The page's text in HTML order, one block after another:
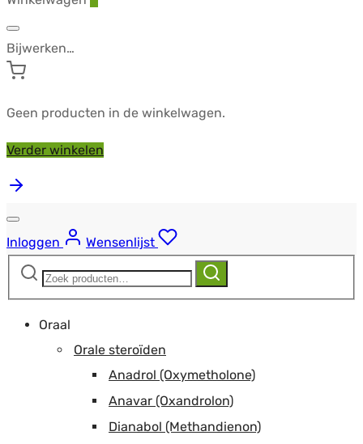
Bijwerken…
Geen producten in de winkelwagen.
Verder winkelen
Inloggen
Wensenlijst
Zoeken
Zoeken
Oraal
Orale steroïden
Anadrol (Oxymetholone)
Anavar (Oxandrolon)
Dianabol (Methandienon)